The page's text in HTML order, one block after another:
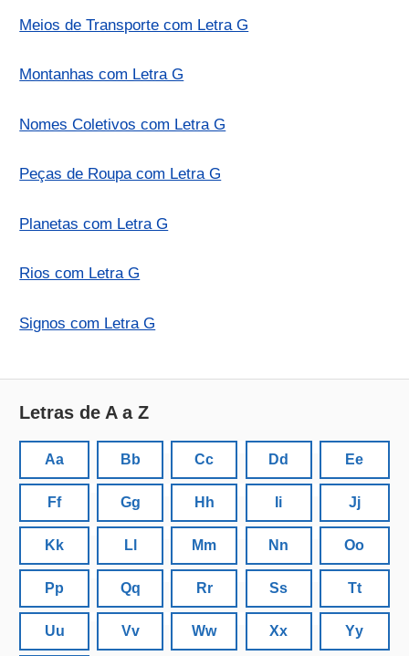
Meios de Transporte com Letra G
Montanhas com Letra G
Nomes Coletivos com Letra G
Peças de Roupa com Letra G
Planetas com Letra G
Rios com Letra G
Signos com Letra G
Letras de A a Z
Aa Bb Cc Dd Ee
Ff Gg Hh Ii Jj
Kk Ll Mm Nn Oo
Pp Qq Rr Ss Tt
Uu Vv Ww Xx Yy